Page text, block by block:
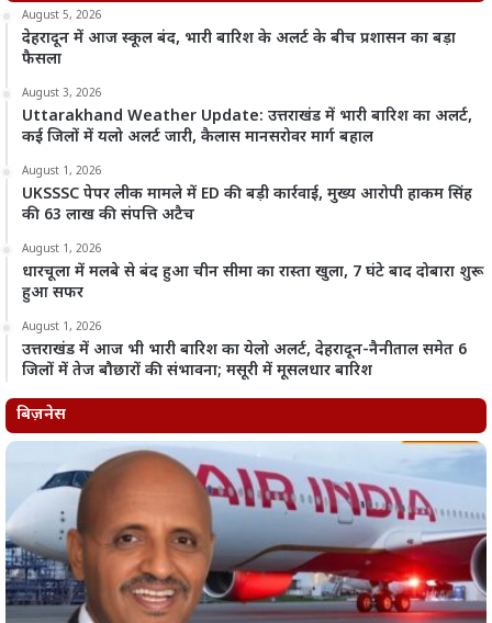
August 5, 2026
देहरादून में आज स्कूल बंद, भारी बारिश के अलर्ट के बीच प्रशासन का बड़ा
फैसला
August 3, 2026
Uttarakhand Weather Update: उत्तराखंड में भारी बारिश का अलर्ट,
कई जिलों में यलो अलर्ट जारी, कैलास मानसरोवर मार्ग बहाल
August 1, 2026
UKSSSC पेपर लीक मामले में ED की बड़ी कार्रवाई, मुख्य आरोपी हाकम सिंह
की 63 लाख की संपत्ति अटैच
August 1, 2026
धारचूला में मलबे से बंद हुआ चीन सीमा का रास्ता खुला, 7 घंटे बाद दोबारा शुरू
हुआ सफर
August 1, 2026
उत्तराखंड में आज भी भारी बारिश का येलो अलर्ट, देहरादून-नैनीताल समेत 6
जिलों में तेज बौछारों की संभावना; मसूरी में मूसलधार बारिश
बिज़नेस